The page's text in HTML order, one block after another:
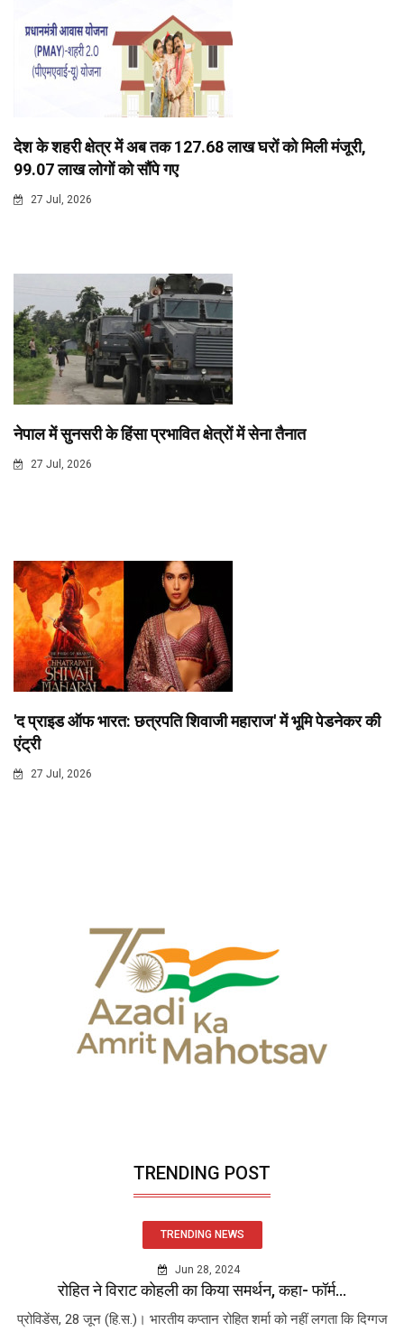
देश के शहरी क्षेत्र में अब तक 127.68 लाख घरों को मिली मंजूरी,
99.07 लाख लोगों को सौंपे गए
27 Jul, 2026
नेपाल में सुनसरी के हिंसा प्रभावित क्षेत्रों में सेना तैनात
27 Jul, 2026
'द प्राइड ऑफ भारत: छत्रपति शिवाजी महाराज' में भूमि पेडनेकर की
एंट्री
27 Jul, 2026
TRENDING POST
TRENDING NEWS
Jun 28, 2024
रोहित ने विराट कोहली का किया समर्थन, कहा- फॉर्म...
प्रोविडेंस, 28 जून (हि.स.)। भारतीय कप्तान रोहित शर्मा को नहीं लगता कि दिग्गज